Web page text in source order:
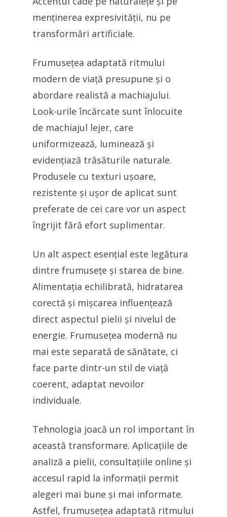
menținerea expresivității, nu pe
transformări artificiale.
Frumusețea adaptată ritmului
modern de viață presupune și o
abordare realistă a machiajului.
Look-urile încărcate sunt înlocuite
de machiajul lejer, care
uniformizează, luminează și
evidențiază trăsăturile naturale.
Produsele cu texturi ușoare,
rezistente și ușor de aplicat sunt
preferate de cei care vor un aspect
îngrijit fără efort suplimentar.
Un alt aspect esențial este legătura
dintre frumusețe și starea de bine.
Alimentația echilibrată, hidratarea
corectă și mișcarea influențează
direct aspectul pielii și nivelul de
energie. Frumusețea modernă nu
mai este separată de sănătate, ci
face parte dintr-un stil de viață
coerent, adaptat nevoilor
individuale.
Tehnologia joacă un rol important în
această transformare. Aplicațiile de
analiză a pielii, consultațiile online și
accesul rapid la informații permit
alegeri mai bune și mai informate.
Astfel, frumusețea adaptată ritmului